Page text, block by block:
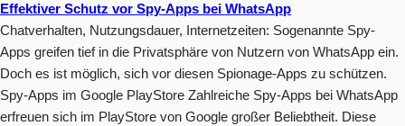
Effektiver Schutz vor Spy-Apps bei WhatsApp
Chatverhalten, Nutzungsdauer, Internetzeiten: Sogenannte Spy-
Apps greifen tief in die Privatsphäre von Nutzern von WhatsApp ein.
Doch es ist möglich, sich vor diesen Spionage-Apps zu schützen.
Spy-Apps im Google PlayStore Zahlreiche Spy-Apps bei WhatsApp
erfreuen sich im PlayStore von Google großer Beliebtheit. Diese